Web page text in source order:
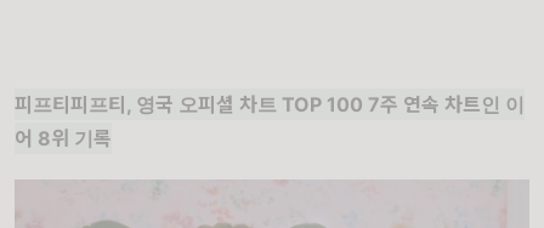
피프티피프티, 영국 오피셜 차트 TOP 100 7주 연속 차트인 이
어 8위 기록